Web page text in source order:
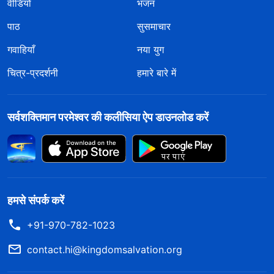
वीडियो
भजन
पाठ
सुसमाचार
गवाहियाँ
नया युग
चित्र-प्रदर्शनी
हमारे बारे में
सर्वशक्तिमान परमेश्वर की कलीसिया ऐप डाउनलोड करें
हमसे संपर्क करें
+91-970-782-1023
contact.hi@kingdomsalvation.org